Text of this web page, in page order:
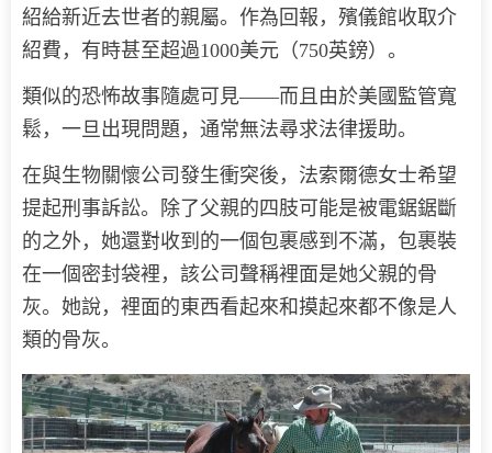
紹給新近去世者的親屬。作為回報，殯儀館收取介
紹費，有時甚至超過1000美元（750英鎊）。
類似的恐怖故事隨處可見——而且由於美國監管寬
鬆，一旦出現問題，通常無法尋求法律援助。
在與生物關懷公司發生衝突後，法索爾德女士希望
提起刑事訴訟。除了父親的四肢可能是被電鋸鋸斷
的之外，她還對收到的一個包裹感到不滿，包裹裝
在一個密封袋裡，該公司聲稱裡面是她父親的骨
灰。她說，裡面的東西看起來和摸起來都不像是人
類的骨灰。